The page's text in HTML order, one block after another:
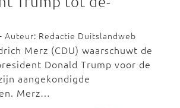
Auteur: Redactie Duitslandweb
Merz (CDU) waarschuwt de
Donald Trump voor de
aangekondigde
Merz…